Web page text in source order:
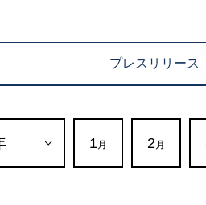
プレスリリース
1月 2月